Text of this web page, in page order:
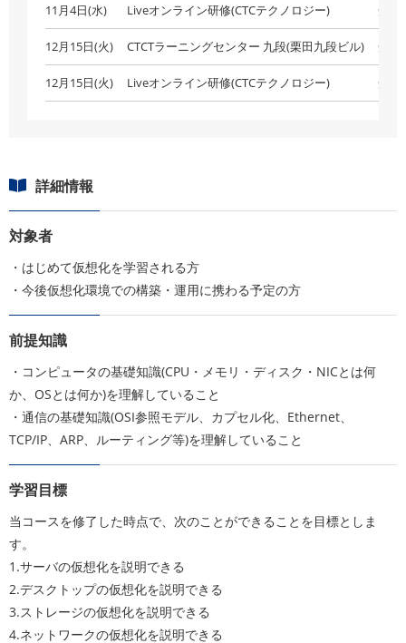
11月4日(水) Liveオンライン研修(CTCテクノロジー) 受付
12月15日(火) CTCTラーニングセンター 九段(栗田九段ビル) 受付
12月15日(火) Liveオンライン研修(CTCテクノロジー) 受付
詳細情報
対象者
・はじめて仮想化を学習される方
・今後仮想化環境での構築・運用に携わる予定の方
前提知識
・コンピュータの基礎知識(CPU・メモリ・ディスク・NICとは何
か、OSとは何か)を理解していること
・通信の基礎知識(OSI参照モデル、カプセル化、Ethernet、
TCP/IP、ARP、ルーティング等)を理解していること
学習目標
当コースを修了した時点で、次のことができることを目標としま
す。
1.サーバの仮想化を説明できる
2.デスクトップの仮想化を説明できる
3.ストレージの仮想化を説明できる
4.ネットワークの仮想化を説明できる